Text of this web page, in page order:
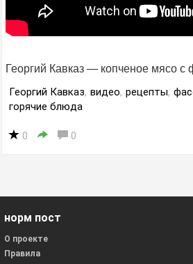
Георгий Кавказ — копченое мясо с
Георгий Кавказ, видео, рецепты,
горячие блюда
0 0
норм пост
О проекте
Правила